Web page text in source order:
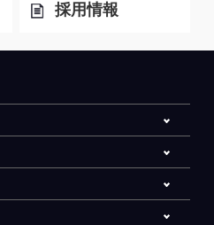
採用情報